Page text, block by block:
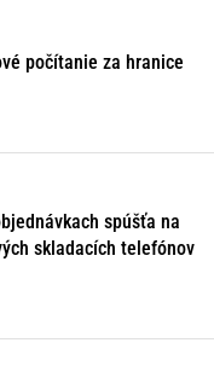
počítanie za hranice
spúšťa na
skladacích telefónov